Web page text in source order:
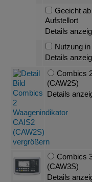
Geeicht
Aufstellort
Details
Nutzung
Details
Combics
(CAW2S)
Details
Combics
(CAW3S)
Details